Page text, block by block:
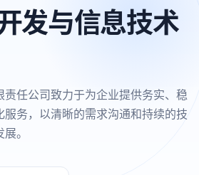
发与信息技术
任公司致力于为企业提供务实、稳
务，以清晰的需求沟通和持续的技
。